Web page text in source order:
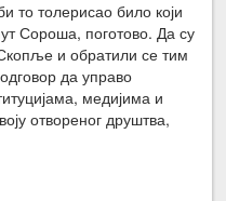
то толерисао било који
Сороша, поготово. Да су
и обратили се тим
да управо
медијима и
отвореног друштва,